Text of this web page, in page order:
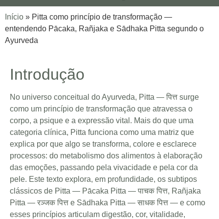
Início » Pitta como princípio de transformação —
entendendo Pācaka, Rañjaka e Sādhaka Pitta segundo o
Ayurveda
Introdução
No universo conceitual do Ayurveda, Pitta — पित्त surge
como um princípio de transformação que atravessa o
corpo, a psique e a expressão vital. Mais do que uma
categoria clínica, Pitta funciona como uma matriz que
explica por que algo se transforma, colore e esclarece
processos: do metabolismo dos alimentos à elaboração
das emoções, passando pela vivacidade e pela cor da
pele. Este texto explora, em profundidade, os subtipos
clássicos de Pitta — Pācaka Pitta — पाचक पित्त, Rañjaka
Pitta — रञ्जक पित्त e Sādhaka Pitta — साधक पित्त — e como
esses princípios articulam digestão, cor, vitalidade,